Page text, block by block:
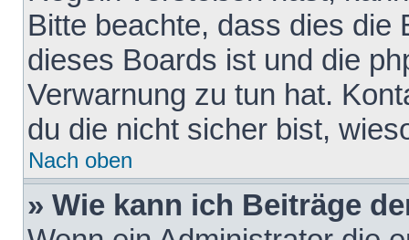
Bitte beachte, dass dies die
dieses Boards ist und die
Verwarnung zu tun hat.
du die nicht sicher bist,
Nach oben
» Wie kann ich Beiträge